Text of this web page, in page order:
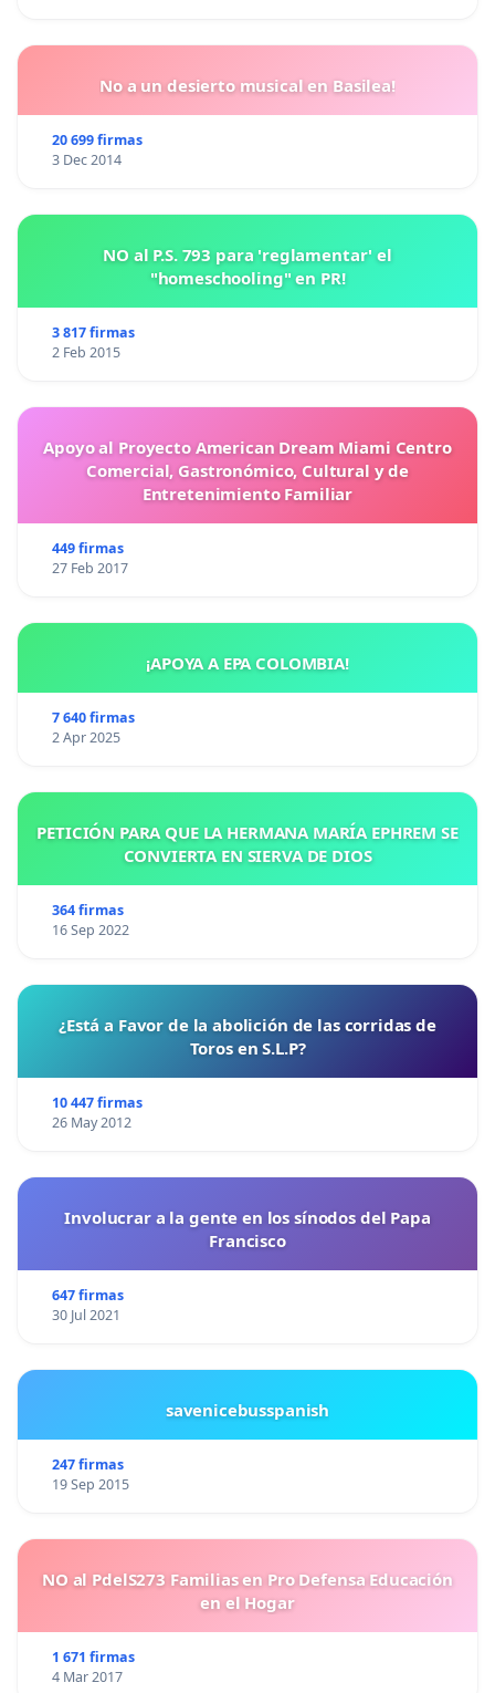
No a un desierto musical en Basilea!
20 699 firmas
3 Dec 2014
NO al P.S. 793 para 'reglamentar' el
"homeschooling" en PR!
3 817 firmas
2 Feb 2015
Apoyo al Proyecto American Dream Miami Centro
Comercial, Gastronómico, Cultural y de
Entretenimiento Familiar
449 firmas
27 Feb 2017
¡APOYA A EPA COLOMBIA!
7 640 firmas
2 Apr 2025
PETICIÓN PARA QUE LA HERMANA MARÍA EPHREM SE
CONVIERTA EN SIERVA DE DIOS
364 firmas
16 Sep 2022
¿Está a Favor de la abolición de las corridas de
Toros en S.L.P?
10 447 firmas
26 May 2012
Involucrar a la gente en los sínodos del Papa
Francisco
647 firmas
30 Jul 2021
savenicebusspanish
247 firmas
19 Sep 2015
NO al PdelS273 Familias en Pro Defensa Educación
en el Hogar
1 671 firmas
4 Mar 2017